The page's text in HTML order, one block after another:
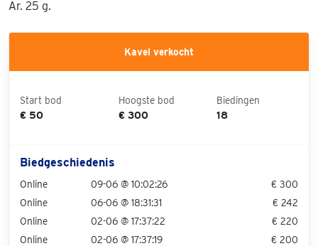
Ar. 25 g.
Kavel verkocht
Start bod
€ 50
Hoogste bod
€ 300
Biedingen
18
Biedgeschiedenis
Online 09-06 @ 10:02:26
€ 300
Online
06-06 @ 18:31:31
€ 242
Online
02-06 @ 17:37:22
€ 220
Online
02-06 @ 17:37:19
€ 200